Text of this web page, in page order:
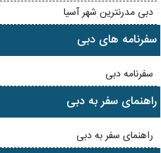
دبی مدرنترین شهر آسیا
سفرنامه های دبی
سفرنامه دبی
راهنمای سفر به دبی
راهنمای سفر به دبی